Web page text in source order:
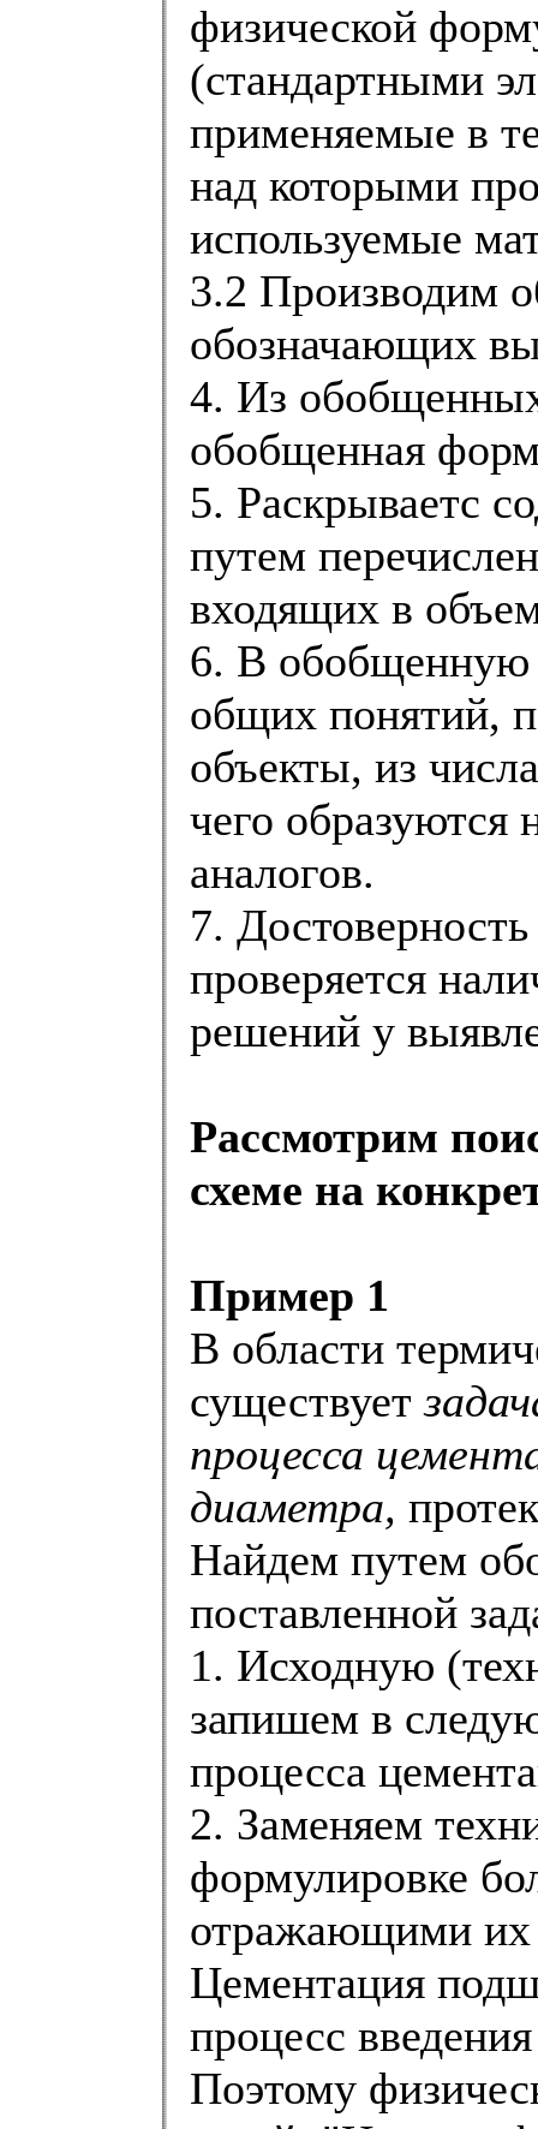
физической
(стандартными
применяемые в
над которыми
используемые
3.2 Производим
обозначающих
4. Из
обобщенная
5. Раскрываетс
путем
входящих в
6. В обобщенную
общих понятий,
объекты, из
чего образуются
аналогов.
7.
проверяется
решений у
Рассмотрим
схеме на
Пример 1
В области
существует
процесса
диаметра,
Найдем путем
поставленной
1. Исходную
запишем в
процесса
2. Заменяем
формулировке
отражающими их
Цементация
процесс
Поэтому